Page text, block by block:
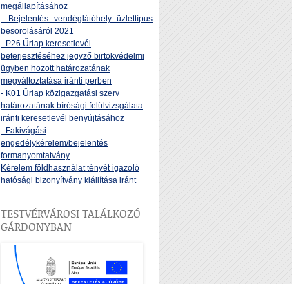
megállapításához
- Bejelentés vendéglátóhely üzlettípus
besorolásáról 2021
- P26 Űrlap keresetlevél
beterjesztéséhez jegyző birtokvédelmi
ügyben hozott határozatának
megváltoztatása iránti perben
- K01 Űrlap közigazgatási szerv
határozatának bírósági felülvizsgálata
iránti keresetlevél benyújtásához
- Fakivágási
engedélykérelem/bejelentés
formanyomtatvány
Kérelem földhasználat tényét igazoló
hatósági bizonyítvány kiállítása iránt
TESTVÉRVÁROSI TALÁLKOZÓ
GÁRDONYBAN